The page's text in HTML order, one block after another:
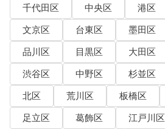
千代田区 中央区 港区
文京区
台東区 墨田区
品川区
目黒区 大田区
渋谷区
中野区 杉並区
北区
荒川区 板橋区
足立区
葛飾区 江戸川区